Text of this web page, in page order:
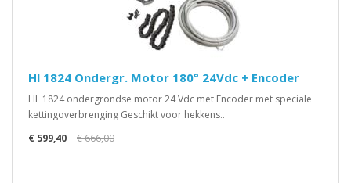
Hl 1824 Ondergr. Motor 180° 24Vdc + Encoder
HL 1824 ondergrondse motor 24 Vdc met Encoder met speciale
kettingoverbrenging Geschikt voor hekkens..
€ 599,40
€ 666,00